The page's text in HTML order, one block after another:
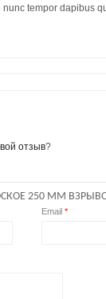
tempor dapibus
отзыв?
250 ММ
Email *